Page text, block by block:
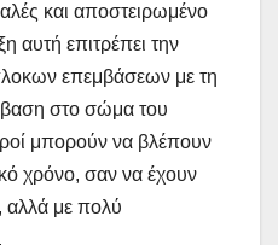
και αποστειρωμένο
αυτή επιτρέπει την
επεμβάσεων με τη
στο σώμα του
μπορούν να βλέπουν
χρόνο, σαν να έχουν
αλλά με πολύ